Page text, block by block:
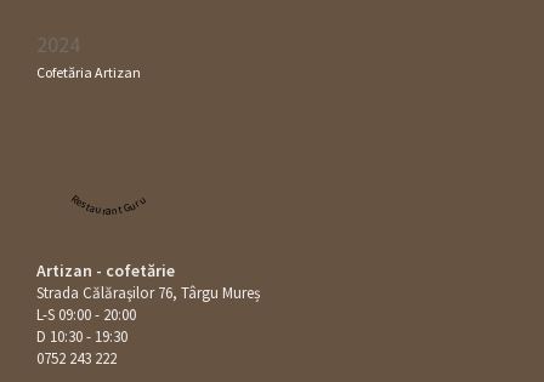
2024
Cofetăria Artizan
Restaurant Guru
Artizan - cofetărie
Strada Călăraşilor 76, Târgu Mureș
L-S 09:00 - 20:00
D 10:30 - 19:30
0752 243 222